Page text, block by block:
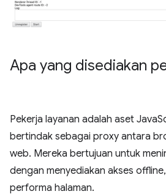
Apa yang disediakan
Pekerja layanan adalah aset
bertindak sebagai proxy antara
web. Mereka bertujuan untuk
dengan menyediakan akses
performa halaman.